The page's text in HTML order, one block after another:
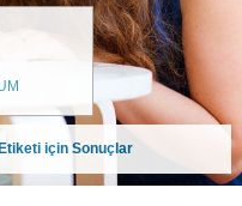
için Sonuçlar